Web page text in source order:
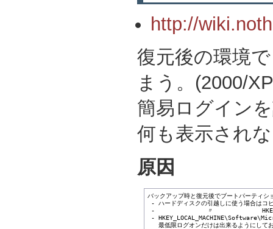
http://
復元後の環境
まう。(2000/
簡易ログイン
何も表示され
原因
バックアップ時と復元後でブートパーティ
- ハードディスクの引越しに使う場合はコ
- 　　　　　　　　〃　　　　　　　　
-
最低限ログオンだけは出来るようにして